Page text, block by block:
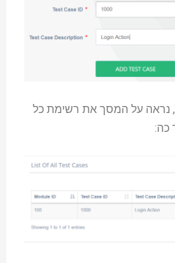
עם שמירת ה-Test Case, נראה על המסך את רשימת כל